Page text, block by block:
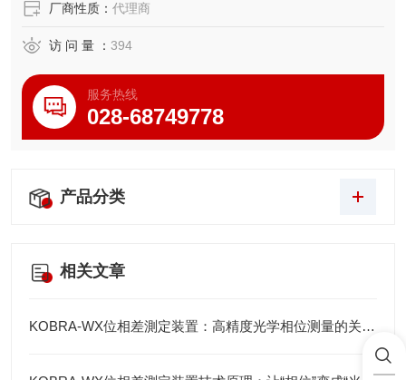
厂商性质： 代理商
访 问 量 ： 394
服务热线
028-68749778
产品分类
相关文章
KOBRA-WX位相差測定装置：高精度光学相位测量的关键技术解析